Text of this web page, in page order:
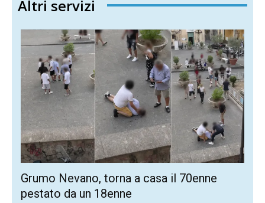
Altri servizi
Grumo Nevano, torna a casa il 70enne
pestato da un 18enne